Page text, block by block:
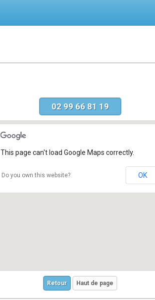
02 99 66 81 19
This page can't load Google Maps correctly.
Do you own this website? OK
Retour Haut de page